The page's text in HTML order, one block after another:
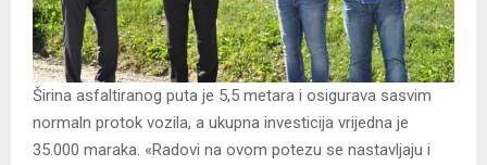
Širina asfaltiranog puta je 5,5 metara i osigurava sasvim
normaln protok vozila, a ukupna investicija vrijedna je
35.000 maraka. «Radovi na ovom potezu se nastavljaju i